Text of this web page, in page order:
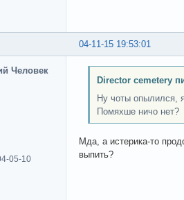
04-11-15 19:53:01
Человек
05-10
Director cemetery
Ну чоты опылился,
Помяхше ничо нет?
Мда, а истерика-то
выпить?